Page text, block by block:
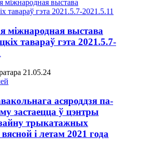
міжнародная выстава
тавараў гэта 2021.5.7-
21.05.24
асяроддзя па-
застаецца ў цэнтры
трыкатажных
і летам 2021 года